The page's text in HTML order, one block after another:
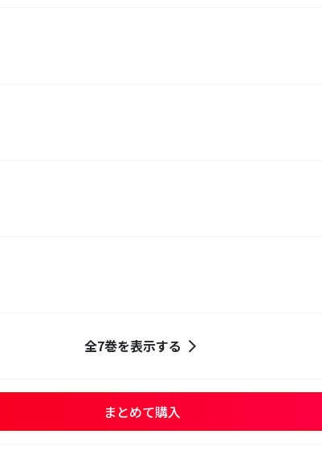
全7巻を表示する
まとめて購入